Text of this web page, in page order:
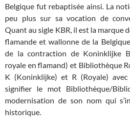
Belgique fut rebaptisée ainsi. La
peu plus sur sa vocation de
Quant au sigle KBR, il est la marque
flamande et wallonne de la
de la contraction de Koninklijke
royale en flamand) et Bibliothèque
K (Koninklijke) et R (Royale)
signifier le mot Bibliothèque/
modernisation de son nom qui
historique.